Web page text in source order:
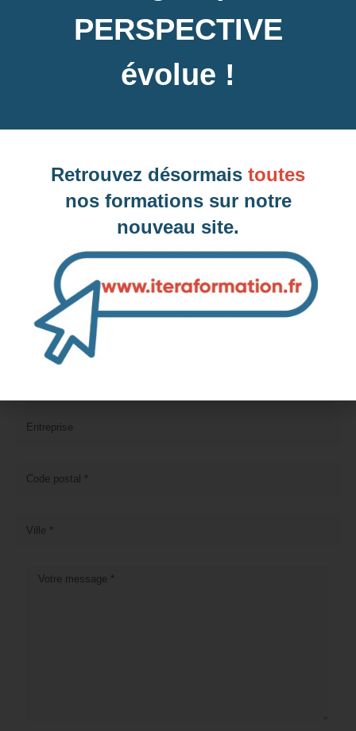
PERSPECTIVE
évolue !
Retrouvez désormais toutes
nos formations sur notre
nouveau site.